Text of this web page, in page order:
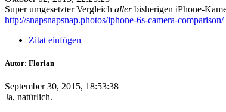
Super umgesetzter Vergleich allerbisherigen iPhone-
http://snapsnapsnap.photos/iphone-6s-camera-comparison/
Zitat einfügen
Autor: Florian
September 30, 2015, 18:53:38
Ja, natürlich.